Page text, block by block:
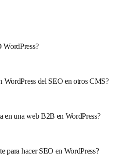
WordPress?
WordPress del SEO en otros CMS?
en una web B2B en WordPress?
para hacer SEO en WordPress?